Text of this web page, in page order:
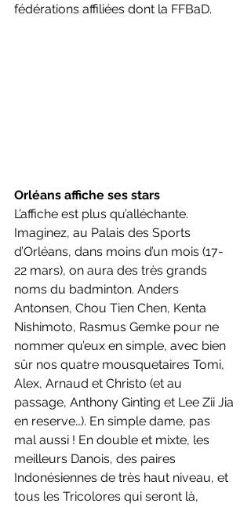
fédérations affiliées dont la FFBaD.
Orléans affiche ses stars
L’affiche est plus qu’alléchante.
Imaginez, au Palais des Sports
d’Orléans, dans moins d’un mois (17-
22 mars), on aura des très grands
noms du badminton. Anders
Antonsen, Chou Tien Chen, Kenta
Nishimoto, Rasmus Gemke pour ne
nommer qu’eux en simple, avec bien
sûr nos quatre mousquetaires Tomi,
Alex, Arnaud et Christo (et au
passage, Anthony Ginting et Lee Zii Jia
en reserve…). En simple dame, pas
mal aussi ! En double et mixte, les
meilleurs Danois, des paires
Indonésiennes de très haut niveau, et
tous les Tricolores qui seront là,